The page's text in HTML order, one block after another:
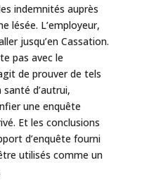
indemnités auprès
lésée. L’employeur,
jusqu’en Cassation.
pas avec le
de prouver de tels
d’autrui,
une enquête
Et les conclusions
d’enquête fourni
utilisés comme un